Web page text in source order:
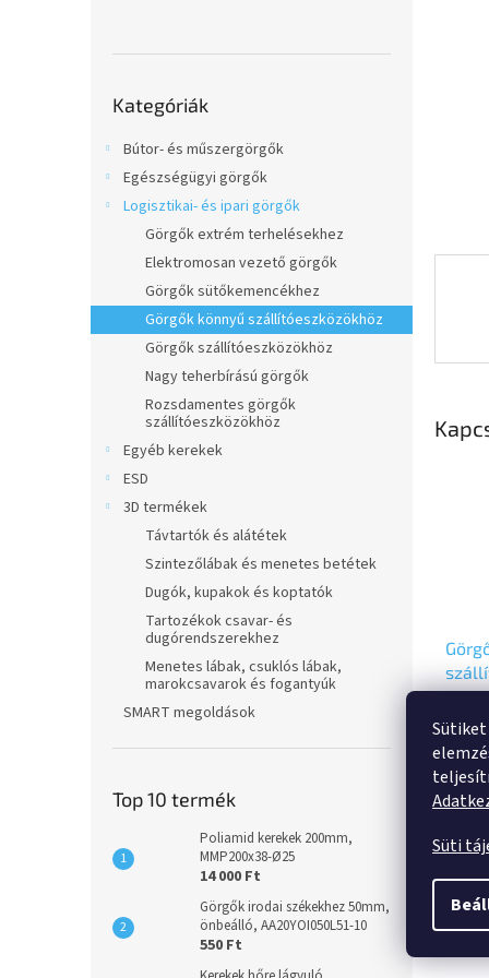
Süti
átugrása
Kategóriák
Bútor- és műszergörgők
Egészségügyi görgők
Logisztikai- és ipari görgők
Görgők extrém terhelésekhez
Elektromosan vezető görgők
Görgők sütőkemencékhez
Görgők könnyű szállítóeszközökhöz
Görgők szállítóeszközökhöz
Nagy teherbírású görgők
Rozsdamentes görgők
szállítóeszközökhöz
Egyéb kerekek
ESD
3D termékek
Távtartók és alátétek
Szintezőlábak és menetes betétek
Dugók, kupakok és koptatók
Tartozékok csavar- és
dugórendszerekhez
Menetes lábak, csuklós lábak,
marokcsavarok és fogantyúk
SMART megoldások
Top 10 termék
Poliamid kerekek 200mm,
MMP200x38-Ø25
14 000 Ft
Görgők irodai székekhez 50mm,
önbeálló, AA20YOI050L51-10
550 Ft
val
3